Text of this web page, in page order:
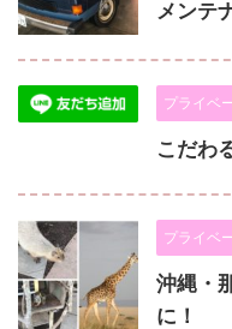
メンテ
プライベ
こだわ
プライベ
沖縄・
に！